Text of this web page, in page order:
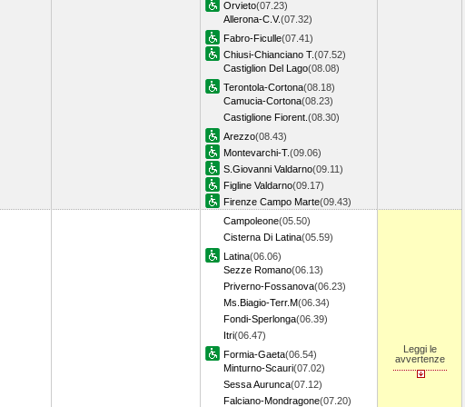
Orvieto(07.23)
Allerona-C.V.(07.32)
Fabro-Ficulle(07.41)
Chiusi-Chianciano T.(07.52)
Castiglion Del Lago(08.08)
Terontola-Cortona(08.18)
Camucia-Cortona(08.23)
Castiglione Fiorent. (08.30)
Arezzo(08.43)
Montevarchi-T.(09.06)
S.Giovanni Valdarno(09.11)
Figline Valdarno(09.17)
Firenze Campo Marte(09.43)
Campoleone(05.50)
Cisterna Di Latina(05.59)
Latina(06.06)
Sezze Romano(06.13)
Priverno-Fossanova(06.23)
Ms.Biagio-Terr.M(06.34)
Fondi-Sperlonga(06.39)
Itri(06.47)
Formia-Gaeta(06.54)
Minturno-Scauri(07.02)
Sessa Aurunca(07.12)
Falciano-Mondragone(07.20)
Leggi le
avvertenze